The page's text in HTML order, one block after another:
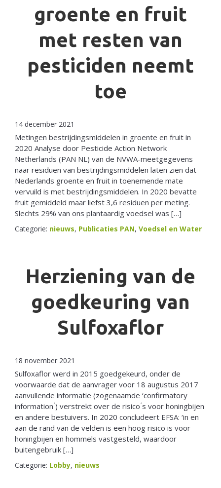
groente en fruit
met resten van
pesticiden neemt
toe
14 december 2021
Metingen bestrijdingsmiddelen in groente en fruit in
2020 Analyse door Pesticide Action Network
Netherlands (PAN NL) van de NVWA-meetgegevens
naar residuen van bestrijdingsmiddelen laten zien dat
Nederlands groente en fruit in toenemende mate
vervuild is met bestrijdingsmiddelen. In 2020 bevatte
fruit gemiddeld maar liefst 3,6 residuen per meting.
Slechts 29% van ons plantaardig voedsel was […]
Categorie: nieuws, Publicaties PAN, Voedsel en Water
Herziening van de
goedkeuring van
Sulfoxaflor
18 november 2021
Sulfoxaflor werd in 2015 goedgekeurd, onder de
voorwaarde dat de aanvrager voor 18 augustus 2017
aanvullende informatie (zogenaamde ‘confirmatory
information ́) verstrekt over de risico ́s voor honingbijen
en andere bestuivers. In 2020 concludeert EFSA: ‘in en
aan de rand van de velden is een hoog risico is voor
honingbijen en hommels vastgesteld, waardoor
buitengebruik […]
Categorie: Lobby, nieuws